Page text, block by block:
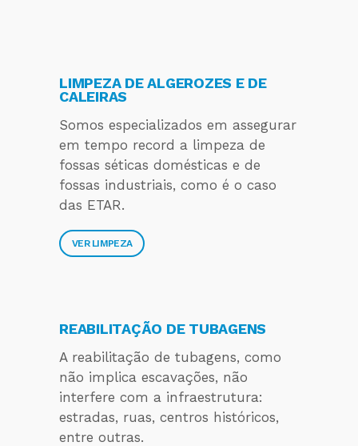
LIMPEZA DE ALGEROZES E DE
CALEIRAS
Somos especializados em assegurar
em tempo record a limpeza de
fossas séticas domésticas e de
fossas industriais, como é o caso
das ETAR.
VER LIMPEZA
REABILITAÇÃO DE TUBAGENS
A reabilitação de tubagens, como
não implica escavações, não
interfere com a infraestrutura:
estradas, ruas, centros históricos,
entre outras.